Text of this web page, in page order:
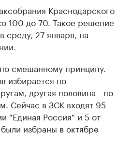
Краснодарского
100 до 70. Такое решение
среду, 27 января, на
смешанному принципу.
избирается по
другая половина - по
Сейчас в ЗСК входят 95
"Единая Россия" и 5 от
избраны в октябре